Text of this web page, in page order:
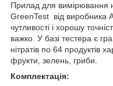
Прилад для вимірювання
GreenTest від виробника
чутливості і хорошу
важко. У базі тестера є
нітратів по 64 продуктів
фрукти, зелень, гриби.
Комплектація: